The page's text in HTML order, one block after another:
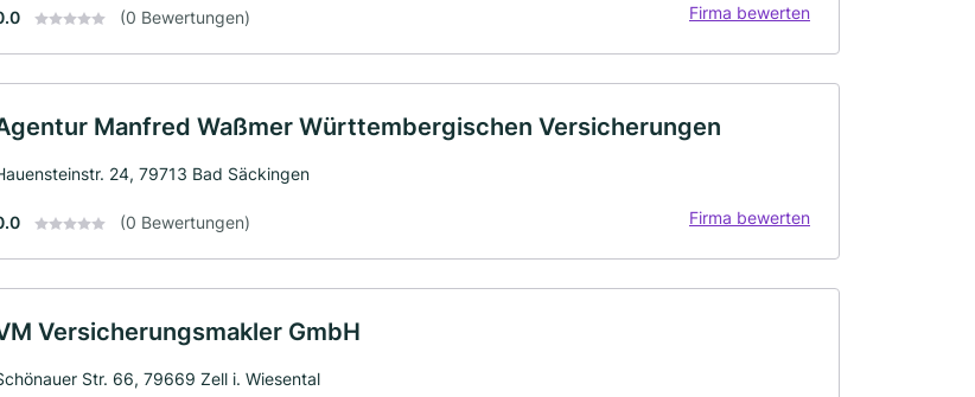
(0 Bewertungen) Firma bewerten
Manfred Waßmer Württembergischen Versicherungen
24, 79713 Bad Säckingen
(0 Bewertungen) Firma bewerten
Versicherungsmakler GmbH
Str. 66, 79669 Zell i. Wiesental